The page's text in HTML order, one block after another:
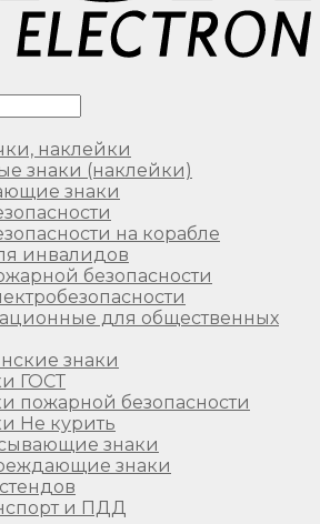
наклейки
знаки (наклейки)
знаки
на корабле
инвалидов
безопасности
для общественных
знаки
ГОСТ
пожарной безопасности
Не курить
знаки
знаки
и ПДД